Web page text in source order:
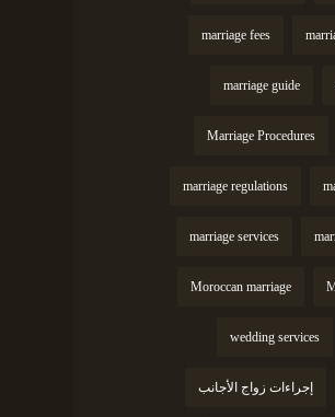
marriage fees
marriage guide
Marriage Procedures
marriage regulations
marriage services
Moroccan marriage
wedding services
إجراءات زواج الأجانب